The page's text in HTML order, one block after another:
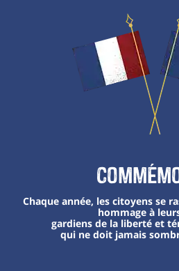
Chaque année, les citoyens se
hommage à
gardiens de la liberté et
qui ne doit jamais